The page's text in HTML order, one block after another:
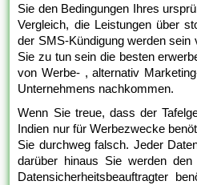
Sie den Bedingungen Ihres
Vergleich, die Leistungen über
der SMS-Kündigung werden sein
Sie zu tun sein die besten
von Werbe- , alternativ
Unternehmens nachkommen.
Wenn Sie treue, dass der
Indien nur für Werbezwecke
Sie durchweg falsch. Jeder
darüber hinaus Sie werden
Datensicherheitsbeauftragter